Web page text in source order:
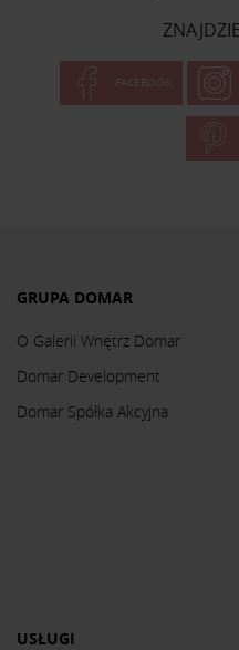
FACEBOOK
GRUPA DOMAR
O Galerii Wnętrz Domar
Domar Development
Domar Spółka Akcyjna
USŁUGI